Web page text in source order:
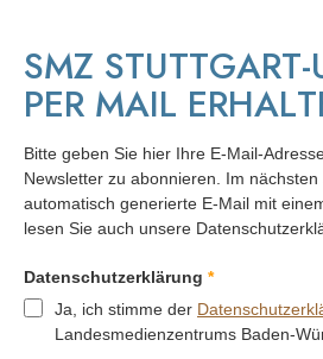
SMZ STUTTGART-
PER MAIL
Bitte geben Sie hier Ihre E-Mail-
Newsletter zu abonnieren. Im
automatisch generierte E-Mail mit
lesen Sie auch unsere
Datenschutzerklärung
Ja, ich stimme der
Landesmedienzentrums Baden-